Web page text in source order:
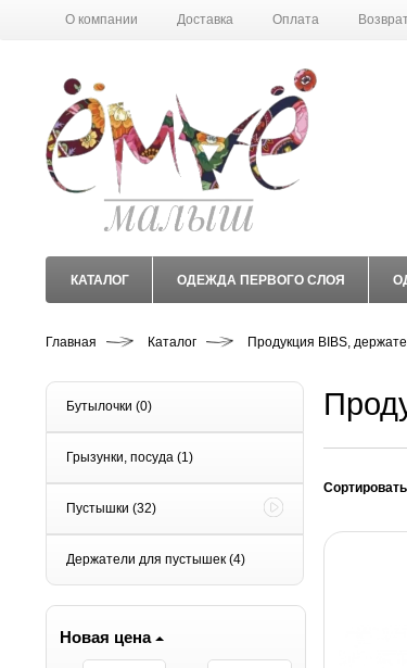
О компании Доставка Оплата
КАТАЛОГ ОДЕЖДА ПЕРВОГО СЛОЯ
Главная Каталог Продукция BIBS,
Бутылочки (0)
Грызунки, посуда (1)
Пустышки (32)
Держатели для пустышек (4)
Новая цена